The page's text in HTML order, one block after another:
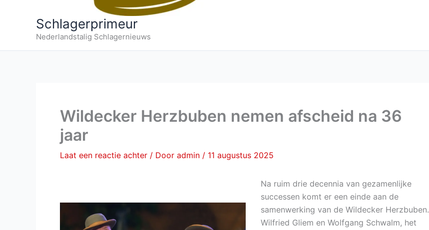
Schlagerprimeur
Nederlandstalig Schlagernieuws
Wildecker Herzbuben nemen afscheid na 36
jaar
Laat een reactie achter / Door admin / 11 augustus 2025
Na ruim drie decennia van gezamenlijke
successen komt er een einde aan de
samenwerking van de Wildecker Herzbuben.
Wilfried Gliem en Wolfgang Schwalm, het